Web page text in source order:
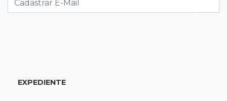
20:06Balcão de empregos
EXPEDIENTE